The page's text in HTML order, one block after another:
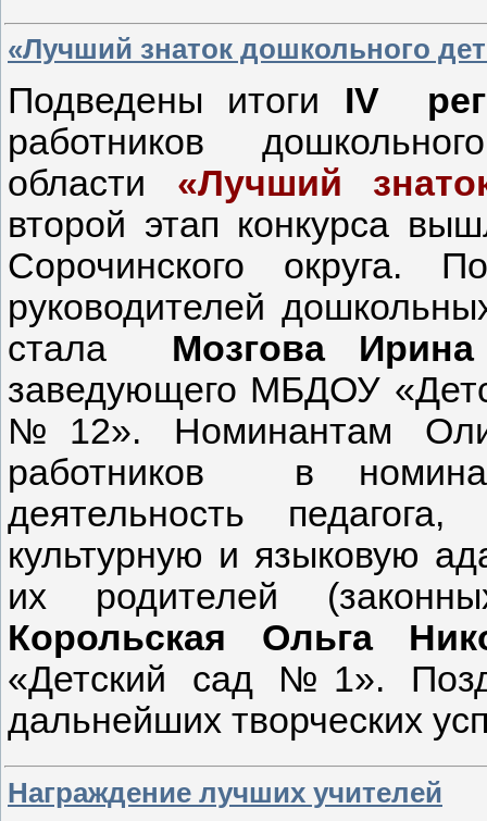
«Лучший знаток дошкольного
Подведены итоги IV
работников
области «Лучший
второй этап конкурса
Сорочинского округа.
руководителей
стала Мозгова
заведующего МБДОУ
№12». Номинантам
работников в
деятельность
культурную и языковую
их родителей
Корольская Ольга
«Детский сад №1».
дальнейших творческих
Награждение лучших учителей